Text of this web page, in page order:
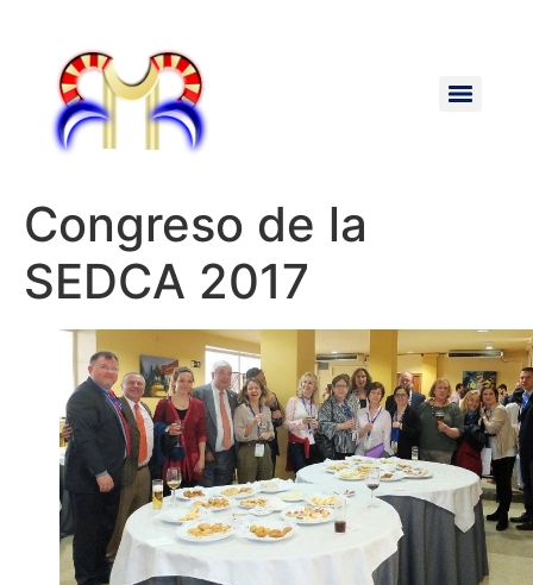
Congreso de la
SEDCA 2017